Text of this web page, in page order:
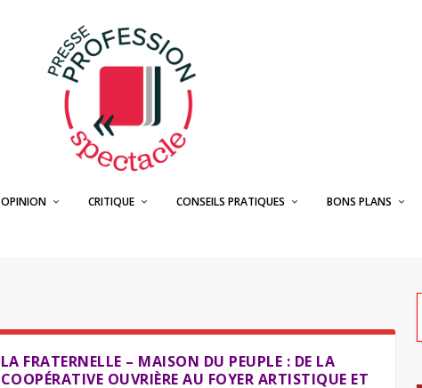
OPINION CRITIQUE CONSEILS PRATIQUES BONS PLANS
LA FRATERNELLE – MAISON DU PEUPLE : DE LA
COOPÉRATIVE OUVRIÈRE AU FOYER ARTISTIQUE ET